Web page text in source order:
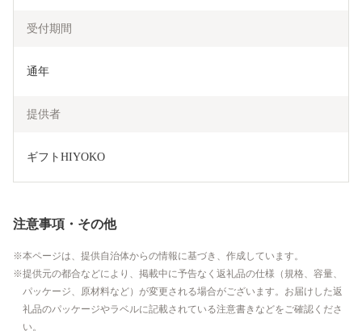
受付期間
提供者
ギフトHIYOKO
注意事項・その他
本ページは、提供自治体からの情報に基づき、作成しています。
提供元の都合などにより、掲載中に予告なく返礼品の仕様（規格、容量、
パッケージ、原材料など）が変更される場合がございます。お届けした返
礼品のパッケージやラベルに記載されている注意書きなどをご確認くださ
い。